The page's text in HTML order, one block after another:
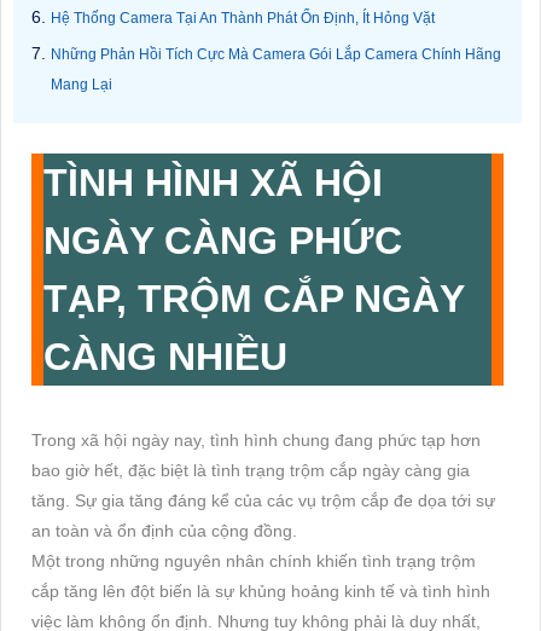
Hệ Thống Camera Tại An Thành Phát Ổn Định, Ít Hỏng Vặt
Những Phản Hồi Tích Cực Mà Camera Gói Lắp Camera Chính Hãng
Mang Lại
TÌNH HÌNH XÃ HỘI
NGÀY CÀNG PHỨC
TẠP, TRỘM CẮP NGÀY
CÀNG NHIỀU
Trong xã hội ngày nay, tình hình chung đang phức tạp hơn
bao giờ hết, đặc biệt là tình trạng trộm cắp ngày càng gia
tăng. Sự gia tăng đáng kể của các vụ trộm cắp đe dọa tới sự
an toàn và ổn định của cộng đồng.
Một trong những nguyên nhân chính khiến tình trạng trộm
cắp tăng lên đột biến là sự khủng hoảng kinh tế và tình hình
việc làm không ổn định. Nhưng tuy không phải là duy nhất,